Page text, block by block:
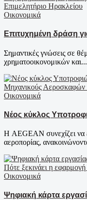
Οικονομικά
Επιτυχημένη δράση
Σημαντικές γνώσεις σε
χρηματοοικονομικών και...
Οικονομικά
Νέος κύκλος
Η AEGEAN συνεχίζει να
αεροπορίας,
Οικονομικά
Ψηφιακή κάρτα